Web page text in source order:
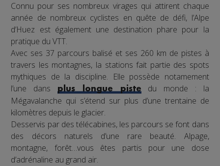
Connu pour ses nombreux virages qui attirent chaque
année de nombreux cyclistes en quête de défi, l’Alpe
d’Huez est également une destination phare pour la
pratique du VTT.
Avec ses 37 parcours balisé et ses 260 km de pistes à
travers les montagnes, la stations fait partie des spots
mythiques de la discipline. Elle possède notamement
l’une dans
plus longue pistedu monde : la
Mégavalanche qui s’étend sur plus d’une trentaine de
kilomètres depuis le glacier.
Desservis par des télécabines, les parcours se font dans
des décors naturels d’une rare beauté. Alpage,
montagne, forêt…vous êtes partis pour une dose
d’adrénaline au grand air.